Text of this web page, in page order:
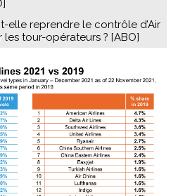
elle reprendre le contrôle d’Air
tour-opérateurs ? [ABO]